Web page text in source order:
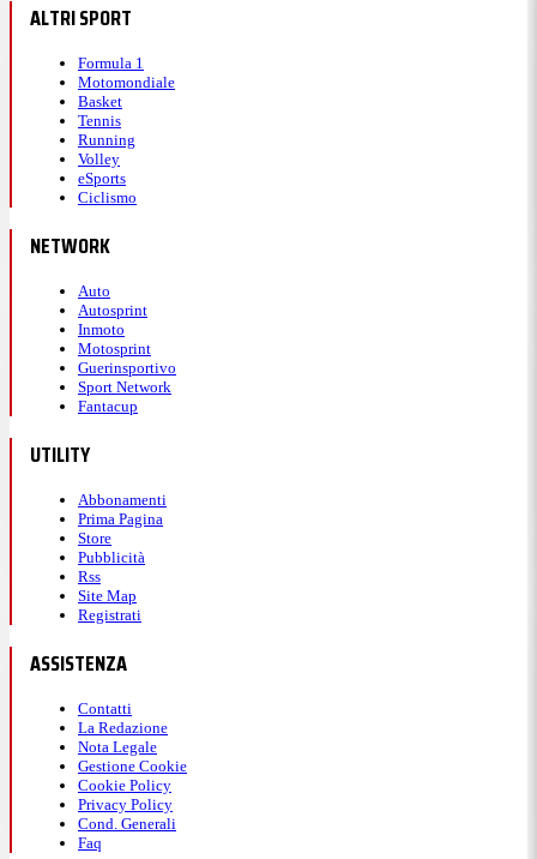
ALTRI SPORT
Formula 1
Motomondiale
Basket
Tennis
Running
Volley
eSports
Ciclismo
NETWORK
Auto
Autosprint
Inmoto
Motosprint
Guerinsportivo
Sport Network
Fantacup
UTILITY
Abbonamenti
Prima Pagina
Store
Pubblicità
Rss
Site Map
Registrati
ASSISTENZA
Contatti
La Redazione
Nota Legale
Gestione Cookie
Cookie Policy
Privacy Policy
Cond. Generali
Faq